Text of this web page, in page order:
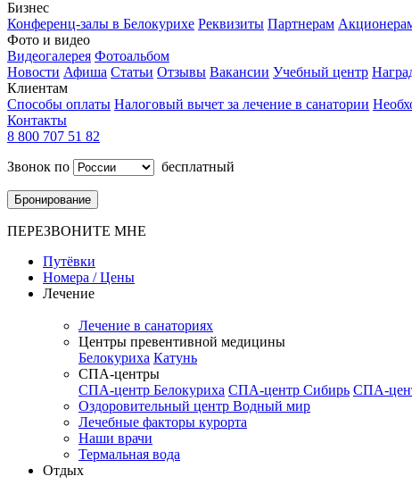
Бизнес
Конференц-залы в Белокурихе Реквизиты Партнерам
Фото и видео
Видеогалерея Фотоальбом
Новости Афиша Статьи Отзывы Вакансии Учебный центр
Клиентам
Способы оплаты Налоговый вычет за лечение в санатории
Контакты
8 800 707 51 82
Звонок по
бесплатный
Бронирование
ПЕРЕЗВОНИТЕ МНЕ
Путёвки
Номера / Цены
Лечение
Лечение в санаториях
Центры превентивной медицины
Белокуриха Катунь
СПА-центры
СПА-центр Белокуриха СПА-центр Сибирь СПА-
Оздоровительный центр Водный мир
Лечебные факторы курорта
Наши врачи
Термальная вода
Отдых